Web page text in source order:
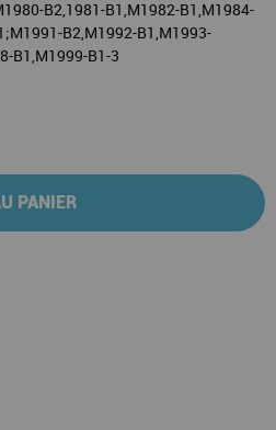
B2,1981-B1,M1982-B1,M1984-
B2,M1992-B1,M1993-
B1,M1999-B1-3
PANIER